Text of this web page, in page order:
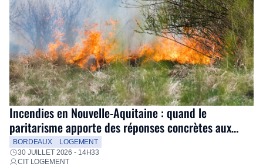
Incendies en Nouvelle-Aquitaine : quand le
paritarisme apporte des réponses concrètes aux
salariés
BORDEAUX
LOGEMENT
30 JUILLET 2026 - 14H33
CIT LOGEMENT